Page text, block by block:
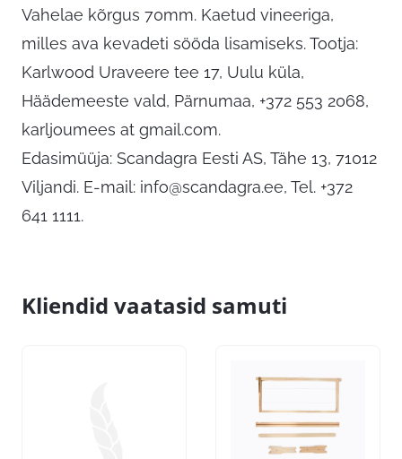
Vahelae kõrgus 70mm. Kaetud vineeriga,
milles ava kevadeti sööda lisamiseks. Tootja:
Karlwood Uraveere tee 17, Uulu küla,
Häädemeeste vald, Pärnumaa, +372 553 2068,
karljoumees at gmail.com.
Edasimüüja: Scandagra Eesti AS, Tähe 13, 71012
Viljandi. E-mail: info@scandagra.ee, Tel. +372
641 1111.
Kliendid vaatasid samuti